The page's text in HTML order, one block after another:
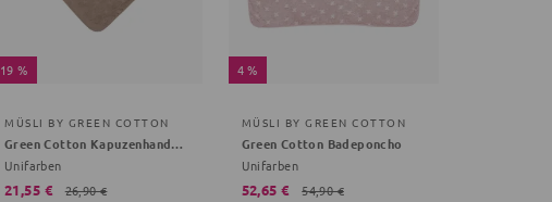
19 %
MÜSLI BY GREEN COTTON
Green Cotton Kapuzenhandtuch braun Onsesize Babys
Unifarben
21,55 € 26,90 €
4 %
MÜSLI BY GREEN COTTON
Green Cotton Badeponcho
Unifarben
52,65 € 54,90 €